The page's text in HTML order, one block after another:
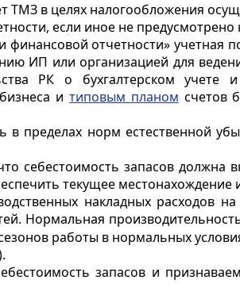
ТМЗ в целях налогообложения
если иное не
финансовой отчетности» учетная
ИП или организацией для
РК о бухгалтерском
итиповым планом счетов
пределах норм естественной
себестоимость запасов должна
текущее местонахождение
накладных расходов
Нормальная
работы в нормальных
запасов и